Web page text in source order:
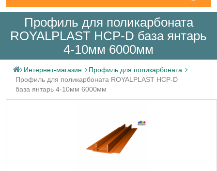
Профиль для поликарбоната
ROYALPLAST HCP-D база янтарь
4-10мм 6000мм
Интернет-магазин
Профиль для поликарбоната
Профиль для поликарбоната ROYALPLAST HCP-D
база янтарь 4-10мм 6000мм